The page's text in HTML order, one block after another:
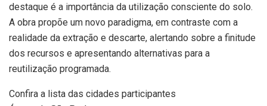
destaque é a importância da utilização consciente do solo.
A obra propõe um novo paradigma, em contraste com a
realidade da extração e descarte, alertando sobre a finitude
dos recursos e apresentando alternativas para a
reutilização programada.
Confira a lista das cidades participantes